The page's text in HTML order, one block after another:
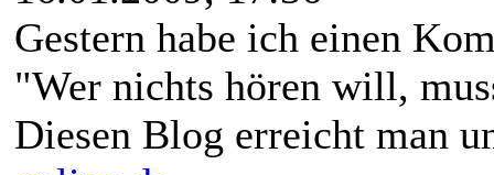
Gestern habe ich einen
"Wer nichts hören will,
Diesen Blog erreicht man